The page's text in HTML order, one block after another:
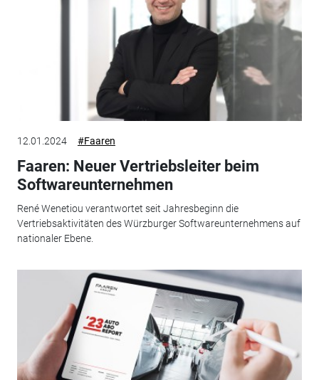
12.01.2024 #Faaren
Faaren: Neuer Vertriebsleiter beim
Softwareunternehmen
René Wenetiou verantwortet seit Jahresbeginn die
Vertriebsaktivitäten des Würzburger Softwareunternehmens auf
nationaler Ebene.